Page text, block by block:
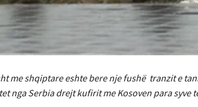
me shqiptare eshte bere nje fushë tranzit e
nga Serbia drejt kufirit me Kosoven para